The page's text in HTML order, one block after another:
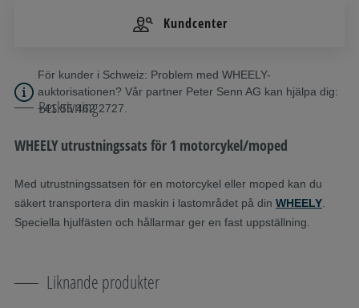
Kundcenter
För kunder i Schweiz: Problem med WHEELY-
auktorisationen? Vår partner Peter Senn AG kan hjälpa dig:
+41 55 462 2727.
Beskrivning
WHEELY utrustningssats för 1 motorcykel/moped
Med utrustningssatsen för en motorcykel eller moped kan du
säkert transportera din maskin i lastområdet på din WHEELY
Speciella hjulfästen och hållarmar ger en fast uppställning.
Liknande produkter